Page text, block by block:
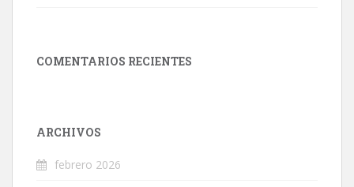
COMENTARIOS RECIENTES
ARCHIVOS
febrero 2026